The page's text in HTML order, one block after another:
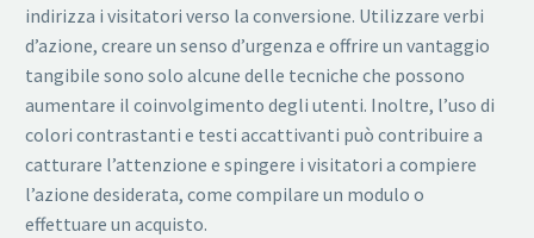
indirizza i visitatori verso la conversione. Utilizzare verbi
d’azione, creare un senso d’urgenza e offrire un vantaggio
tangibile sono solo alcune delle tecniche che possono
aumentare il coinvolgimento degli utenti. Inoltre, l’uso di
colori contrastanti e testi accattivanti può contribuire a
catturare l’attenzione e spingere i visitatori a compiere
l’azione desiderata, come compilare un modulo o
effettuare un acquisto.